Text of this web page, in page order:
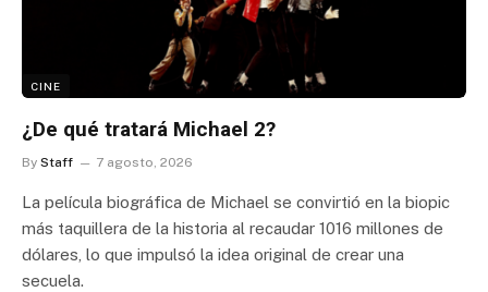
CINE
¿De qué tratará Michael 2?
By Staff 7 agosto, 2026
La película biográfica de Michael se convirtió en la biopic
más taquillera de la historia al recaudar 1016 millones de
dólares, lo que impulsó la idea original de crear una
secuela.